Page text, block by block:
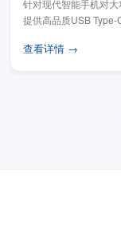
针对现代智能手机对
提供高品质USB
查看详情 →